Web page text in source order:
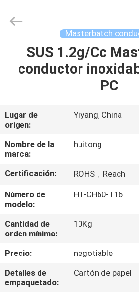
HOGAR
VÍDEOS
DEMOSTRACIÓN
DE
VR
SOBRE
NOSOTROS
VIAJE
DE
LA
Materials
Masterbatch
SUS 1.2g/Cc
conductor
PC
Lugar de
origen:
Yiyang, China
Nombre de la
marca:
huitong
Certificación: ROHS，Reach
Número de
modelo:
HT-CH60-T16
Cantidad de
orden mínima:
10Kg
Precio:
negotiable
Detalles de
empaquetado:
Cartón de papel